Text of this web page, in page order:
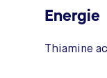
Energie
Thiamine